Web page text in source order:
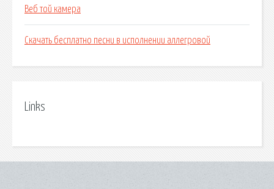
Веб той камера
Скачать бесплатно песни в исполнении аллегровой
Links